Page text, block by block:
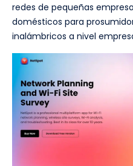
redes de pequeñas
domésticos para
inalámbricos a nivel